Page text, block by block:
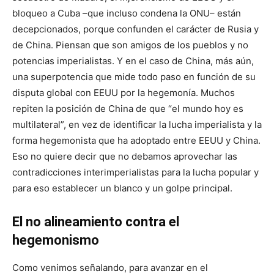
bloqueo a Cuba –que incluso condena la ONU– están
decepcionados, porque confunden el carácter de Rusia y
de China. Piensan que son amigos de los pueblos y no
potencias imperialistas. Y en el caso de China, más aún,
una superpotencia que mide todo paso en función de su
disputa global con EEUU por la hegemonía. Muchos
repiten la posición de China de que “el mundo hoy es
multilateral”, en vez de identificar la lucha imperialista y la
forma hegemonista que ha adoptado entre EEUU y China.
Eso no quiere decir que no debamos aprovechar las
contradicciones interimperialistas para la lucha popular y
para eso establecer un blanco y un golpe principal.
El no alineamiento contra el
hegemonismo
Como venimos señalando, para avanzar en el